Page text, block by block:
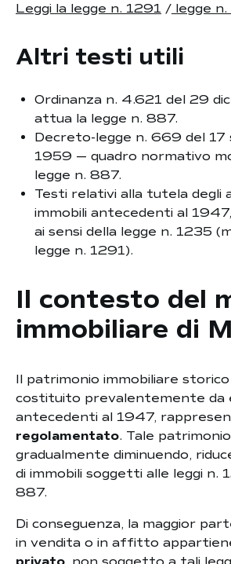
Leggi la legge n. 1291 / legge
Altri testi utili
Ordinanza n. 4.621 del 29
attua la legge n. 887.
Decreto-legge n. 669 del
1959 — quadro normativo
legge n. 887.
Testi relativi alla tutela
immobili antecedenti al
ai sensi della legge n. 1235
legge n. 1291).
Il contesto del
immobiliare di
Il patrimonio immobiliare storico
costituito prevalentemente da
antecedenti al 1947,
regolamentato. Tale
gradualmente diminuendo,
di immobili soggetti alle leggi n.
887.
Di conseguenza, la maggior
in vendita o in affitto